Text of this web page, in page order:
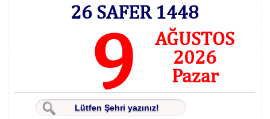
26 SAFER 1448
9
AĞUSTOS
2026
Pazar